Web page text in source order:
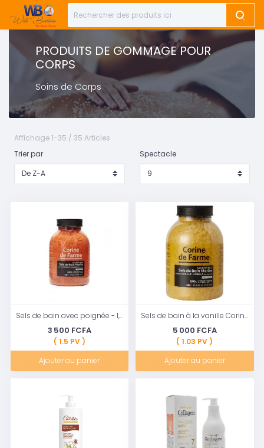
PRODUITS DE GOMMAGE POUR
CORPS
Soins de Corps
Affichage 1-35 / 35 Articles
Trier par
Spectacle
Sels de bain avec poignée - 1,3 Kg
3 500 FCFA
( 1.5 PV )
Ajouter au panier
Sels de bain à la vanille Corine de Farme - 1,3 kg
5 000 FCFA
( 1.03 PV )
Ajouter au panier